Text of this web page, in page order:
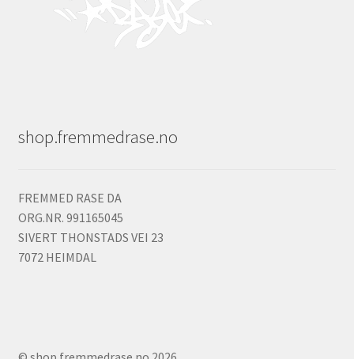
shop.fremmedrase.no
FREMMED RASE DA
ORG.NR. 991165045
SIVERT THONSTADS VEI 23
7072 HEIMDAL